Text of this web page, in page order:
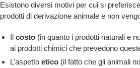
Esistono diversi motivi per cui si
prodotti di derivazione animale e non
Il costo(in quanto i prodotti naturali e
ai prodotti chimici che prevedono
L’aspetto etico(il fatto che gli animali